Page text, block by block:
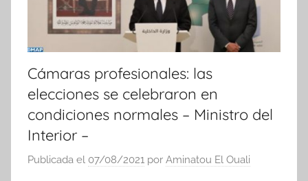
Cámaras profesionales: las
elecciones se celebraron en
condiciones normales – Ministro del
Interior –
Publicada el 07/08/2021 por Aminatou El Ouali